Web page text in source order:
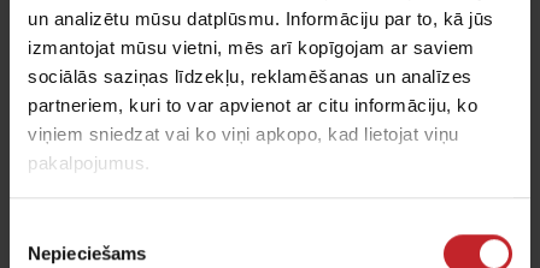
un analizētu mūsu datplūsmu. Informāciju par to, kā jūs
izmantojat mūsu vietni, mēs arī kopīgojam ar saviem
sociālās saziņas līdzekļu, reklamēšanas un analīzes
partneriem, kuri to var apvienot ar citu informāciju, ko
viņiem sniedzat vai ko viņi apkopo, kad lietojat viņu
pakalpojumus.
izvēle
Nepieciešams
Jums varētu interesēt arī
šādi produkti